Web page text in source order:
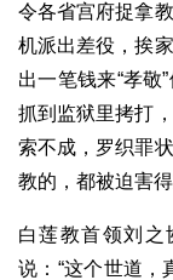
令各省宫府捉拿
机派出差役，挨
出一笔钱来“孝敬
抓到监狱里拷打
索不成，罗织罪
教的，都被迫害
白莲教首领刘之
说：“这个世道，